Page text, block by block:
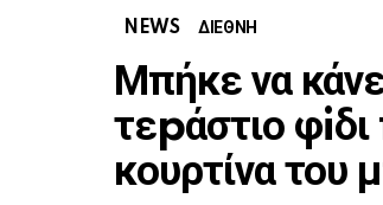
NEWS ΔΙΕΘΝΗ
Μπήκε να
τεpάστιο
κουρτίνα του